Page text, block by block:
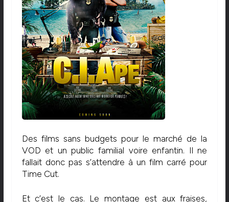
Des films sans budgets pour le marché de la
VOD et un public familial voire enfantin. Il ne
fallait donc pas s’attendre à un film carré pour
Time Cut.
Et c’est le cas. Le montage est aux fraises,